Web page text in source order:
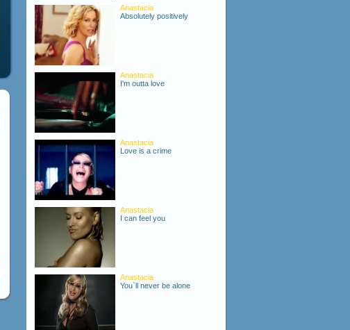
Anastacia
Absolutely positively
Anastacia
I'm outta love
Anastacia
Love is a crime
Anastacia
I can feel you
Anastacia
You`ll never be alone